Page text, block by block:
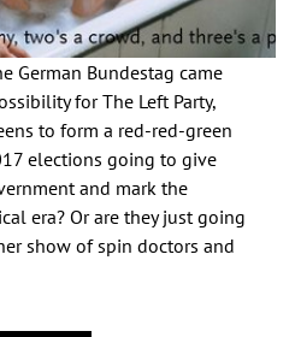
German Bundestag came
for The Left Party,
to form a red-red-green
elections going to give
and mark the
era? Or are they just going
show of spin doctors and